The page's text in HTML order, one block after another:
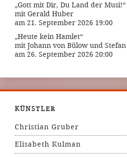
„Gott mit Dir, Du Land der Musi!“
mit Gerald Huber
am 21. September 2026 19:00
„Heute kein Hamlet“
mit Johann von Bülow und
am 26. September 2026 20:00
KÜNSTLER
Christian Gruber
Elisabeth Kulman